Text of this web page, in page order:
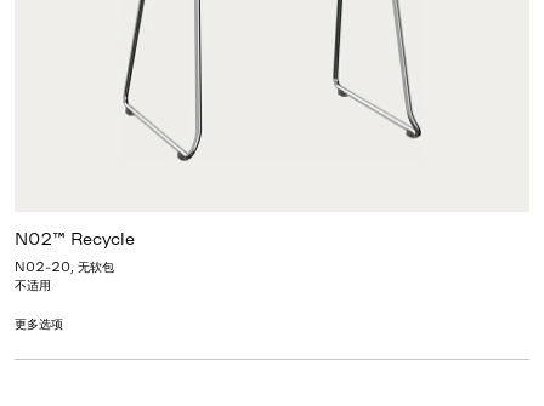
N02™ Recycle
N02-20, 无软包
不适用
更多选项